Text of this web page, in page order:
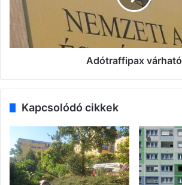
Adótraffipax várható
Kapcsolódó cikkek